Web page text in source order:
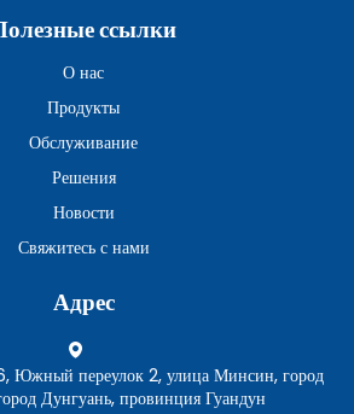
ссылки
О нас
Продукты
Обслуживание
Решения
Новости
Свяжитесь с нами
Адрес
Южный переулок 2, улица Минсин, город
Дунгуань, провинция Гуандун